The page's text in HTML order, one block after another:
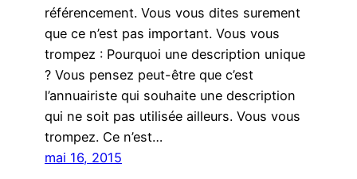
référencement. Vous vous dites surement
que ce n’est pas important. Vous vous
trompez : Pourquoi une description unique
? Vous pensez peut-être que c’est
l’annuairiste qui souhaite une description
qui ne soit pas utilisée ailleurs. Vous vous
trompez. Ce n’est…
mai 16, 2015